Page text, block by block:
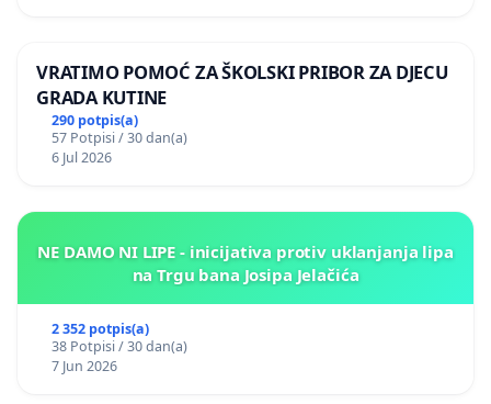
VRATIMO POMOĆ ZA ŠKOLSKI PRIBOR ZA DJECU
GRADA KUTINE
290 potpis(a)
57 Potpisi / 30 dan(a)
6 Jul 2026
NE DAMO NI LIPE - inicijativa protiv uklanjanja lipa
na Trgu bana Josipa Jelačića
2 352 potpis(a)
38 Potpisi / 30 dan(a)
7 Jun 2026